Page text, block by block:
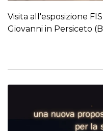
Visita all'esposizione
Giovanni in Persiceto